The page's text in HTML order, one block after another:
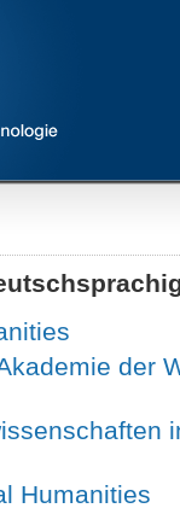
der
Humanities